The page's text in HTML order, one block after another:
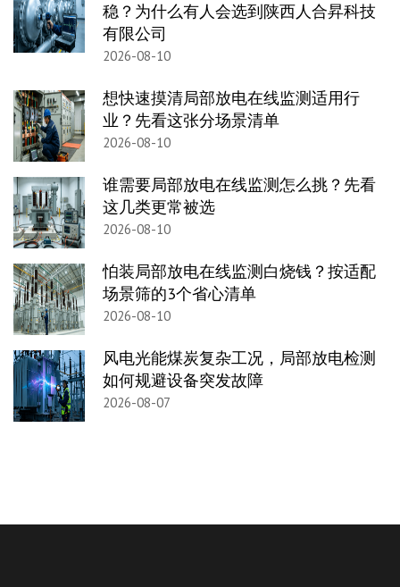
稳？为什么有人会选到陕西人合昇科技
有限公司
2026-08-10
想快速摸清局部放电在线监测适用行
业？先看这张分场景清单
2026-08-10
谁需要局部放电在线监测怎么挑？先看
这几类更常被选
2026-08-10
怕装局部放电在线监测白烧钱？按适配
场景筛的3个省心清单
2026-08-10
风电光能煤炭复杂工况，局部放电检测
如何规避设备突发故障
2026-08-07